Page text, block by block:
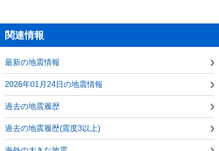
関連情報
最新の地震情報
2026年01月24日の地震情報
過去の地震履歴
過去の地震履歴(震度3以上)